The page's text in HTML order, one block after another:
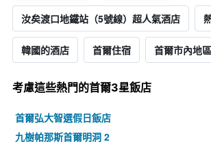
汝矣渡口地鐵站（5號線）超人氣酒店
韓國的酒店 首爾住宿 首爾市內地區
考慮這些熱門的首爾3星​飯店
首爾弘大智選假日飯店
九樹帕那斯首爾明洞 2